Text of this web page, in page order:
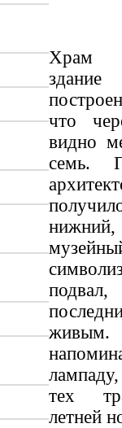
Храм
что
видно
семь.
нижний,
тех
летней